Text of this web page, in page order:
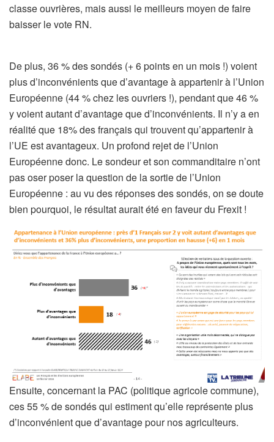
classe ouvrières, mais aussi le meilleurs moyen de faire
baisser le vote RN.
De plus, 36 % des sondés (+ 6 points en un mois !) voient
plus d’inconvénients que d’avantage à appartenir à l’Union
Européenne (44 % chez les ouvriers !), pendant que 46 %
y voient autant d’avantage que d’inconvénients. Il n’y a en
réalité que 18% des français qui trouvent qu’appartenir à
l’UE est avantageux. Un profond rejet de l’Union
Européenne donc. Le sondeur et son commanditaire n’ont
pas oser poser la question de la sortie de l’Union
Européenne : au vu des réponses des sondés, on se doute
bien pourquoi, le résultat aurait été en faveur du Frexit !
Ensuite, concernant la PAC (politique agricole commune),
ces 55 % de sondés qui estiment qu’elle représente plus
d’inconvénient que d’avantage pour nos agriculteurs.